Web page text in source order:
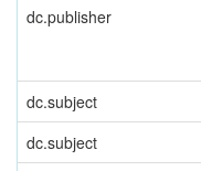
dc.publisher
dc.subject
dc.subject